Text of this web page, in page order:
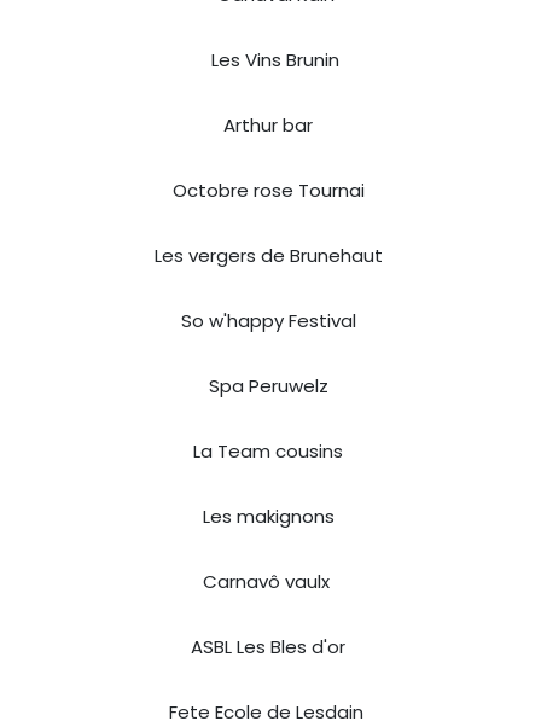
Les Vins Brunin
Arthur bar
Octobre rose Tournai
Les vergers de Brunehaut
So w'happy Festival
Spa Peruwelz
La Team cousins
Les makignons
Carnavô vaulx​
ASBL Les Bles d'or
Fete Ecole de Lesdain